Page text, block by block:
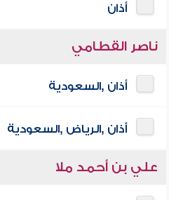
أذان
ناصر القطامي
أذان ,السعودية
أذان ,الرياض ,السعودية
علي بن أحمد ملا